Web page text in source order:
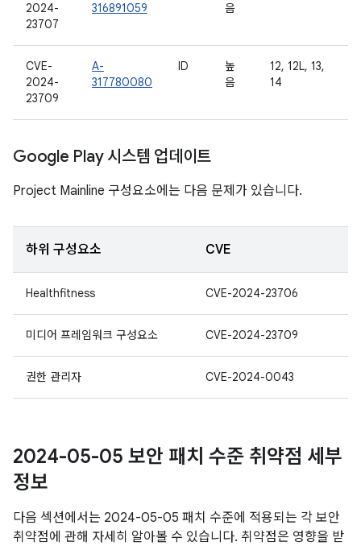
2024-
23707
316891059
음
CVE-
2024-
23709
A-
317780080
ID
높
음
12, 12L, 13,
14
Google Play 시스템 업데이트
Project Mainline 구성요소에는 다음 문제가 있습니다.
하위 구성요소 CVE
Healthfitness CVE-2024-23706
미디어 프레임워크 구성요소 CVE-2024-23709
권한 관리자 CVE-2024-0043
2024-05-05 보안 패치 수준 취약점 세부
정보
다음 섹션에서는 2024-05-05 패치 수준에 적용되는 각 보안
취약점에 관해 자세히 알아볼 수 있습니다. 취약점은 영향을 받